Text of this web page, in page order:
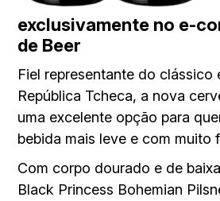
exclusivamente no e-
de Beer
Fiel representante do clássico
República Tcheca, a nova
uma excelente opção para
bebida mais leve e com muito
Com corpo dourado e de
Black Princess Bohemian